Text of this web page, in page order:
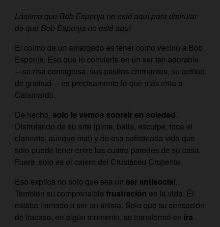
Lástima que Bob Esponja no esté aquí para disfrutar
de que Bob Esponja no esté aquí.
El colmo de un amargado es tener como vecino a Bob
Esponja. Eso que lo convierte en un ser tan adorable
—su risa contagiosa, sus pasitos chirriantes, su actitud
de gratitud— es precisamente lo que más irrita a
Calamardo.
De hecho, solo le vemos sonreír en soledad.
Disfrutando de su arte (pinta, baila, esculpe, toca el
clarinete, aunque mal) y de esa sofisticada vida que
solo puede tener entre las cuatro paredes de su casa.
Fuera, solo es el cajero del Crustáceo Crujiente.
Eso explica no solo que sea un ser antisocial.
También su comprensible frustración en la vida. Él
estaba llamado a ser un artista. Solo que su sensación
de fracaso, en algún momento, se transformó en ira.